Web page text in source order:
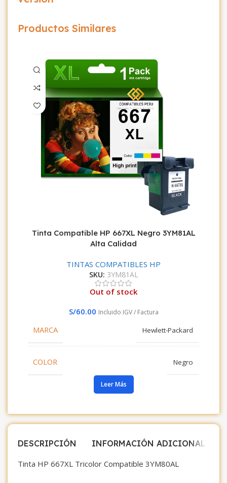
DESCRIPCIÓN INFORMACIÓN ADICIONAL
Tinta HP 667XL Tricolor Compatible 3YM80AL
Productos Similares
Tinta Compatible HP 667XL Negro 3YM81AL
Alta Calidad
TINTAS COMPATIBLES HP
SKU: 3YM81AL
Out of stock
S/60.00 Incluido IGV / Factura
MARCA Hewlett-Packard
COLOR Negro
Leer Más